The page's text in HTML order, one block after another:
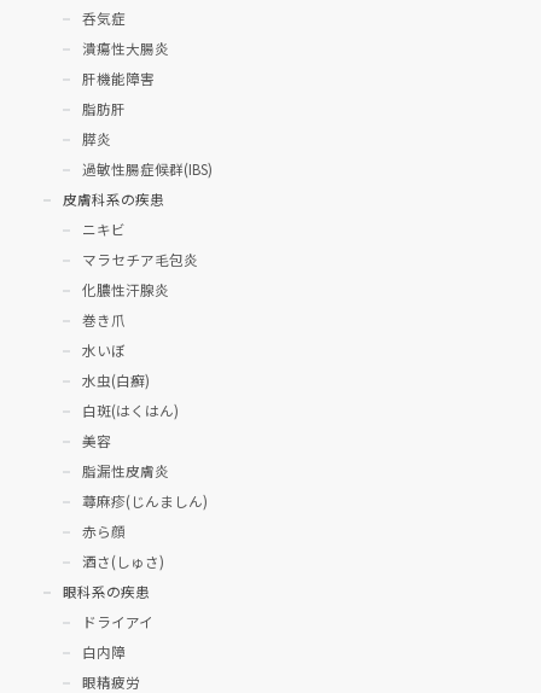
呑気症
潰瘍性大腸炎
肝機能障害
脂肪肝
膵炎
過敏性腸症候群(IBS)
皮膚科系の疾患
ニキビ
マラセチア毛包炎
化膿性汗腺炎
巻き爪
水いぼ
水虫(白癬)
白斑(はくはん)
美容
脂漏性皮膚炎
蕁麻疹(じんましん)
赤ら顔
酒さ(しゅさ)
眼科系の疾患
ドライアイ
白内障
眼精疲労